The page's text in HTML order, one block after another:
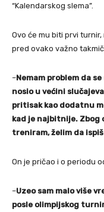
“Kalendarskog slema”.
Ovo će mu biti prvi
pred ovako važno
–Nemam problem da
nosio u većini
pritisak kao dodatnu
kad je najbitnije.
treniram, želim da
On je pričao i o periodu
–Uzeo sam malo više
posle olimpijskog